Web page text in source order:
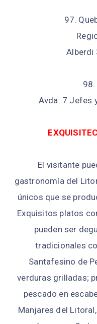
97.
Alberdi
98.
Avda. 7 Jefes
El visitante
gastronomía del
únicos que se
Exquisitos platos
pueden ser
tradicionales
Santafesino de
verduras grilladas;
pescado en
Manjares del